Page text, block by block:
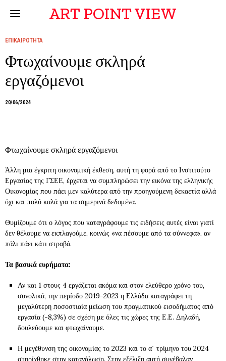
ART POINT VIEW
ΕΠΙΚΑΙΡΟΤΗΤΑ
Φτωχαίνουμε σκληρά
εργαζόμενοι
20/06/2024
Φτωχαίνουμε σκληρά εργαζόμενοι
Άλλη μια έγκριτη οικονομική έκθεση, αυτή τη φορά από το Ινστιτούτο
Εργασίας της ΓΣΕΕ, έρχεται να συμπληρώσει την εικόνα της ελληνικής
Οικονομίας που πάει μεν καλύτερα από την προηγούμενη δεκαετία αλλά
όχι και πολύ καλά για τα σημερινά δεδομένα.
Θυμίζουμε ότι ο λόγος που καταγράφουμε τις ειδήσεις αυτές είναι γιατί
δεν θέλουμε να εκπλαγούμε, κοινώς «να πέσουμε από τα σύννεφα», αν
πάλι πάει κάτι στραβά.
Τα βασικά ευρήματα:
Αν και 1 στους 4 εργάζεται ακόμα και στον ελεύθερο χρόνο του,
συνολικά, την περίοδο 2019-2023 η Ελλάδα καταγράφει τη
μεγαλύτερη ποσοστιαία μείωση του πραγματικού εισοδήματος από
εργασία (-8,3%) σε σχέση με όλες τις χώρες της Ε.Ε. Δηλαδή,
δουλεύουμε και φτωχαίνουμε.
Η μεγέθυνση της οικονομίας το 2023 και το α΄ τρίμηνο του 2024
στηρίχθηκε στην κατανάλωση. Στην εξέλιξη αυτή συνέβαλαν